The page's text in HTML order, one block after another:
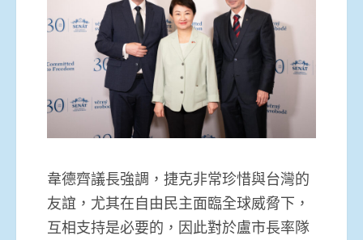
韋德齊議長強調，捷克非常珍惜與台灣的
友誼，尤其在自由民主面臨全球威脅下，
互相支持是必要的，因此對於盧市長率隊